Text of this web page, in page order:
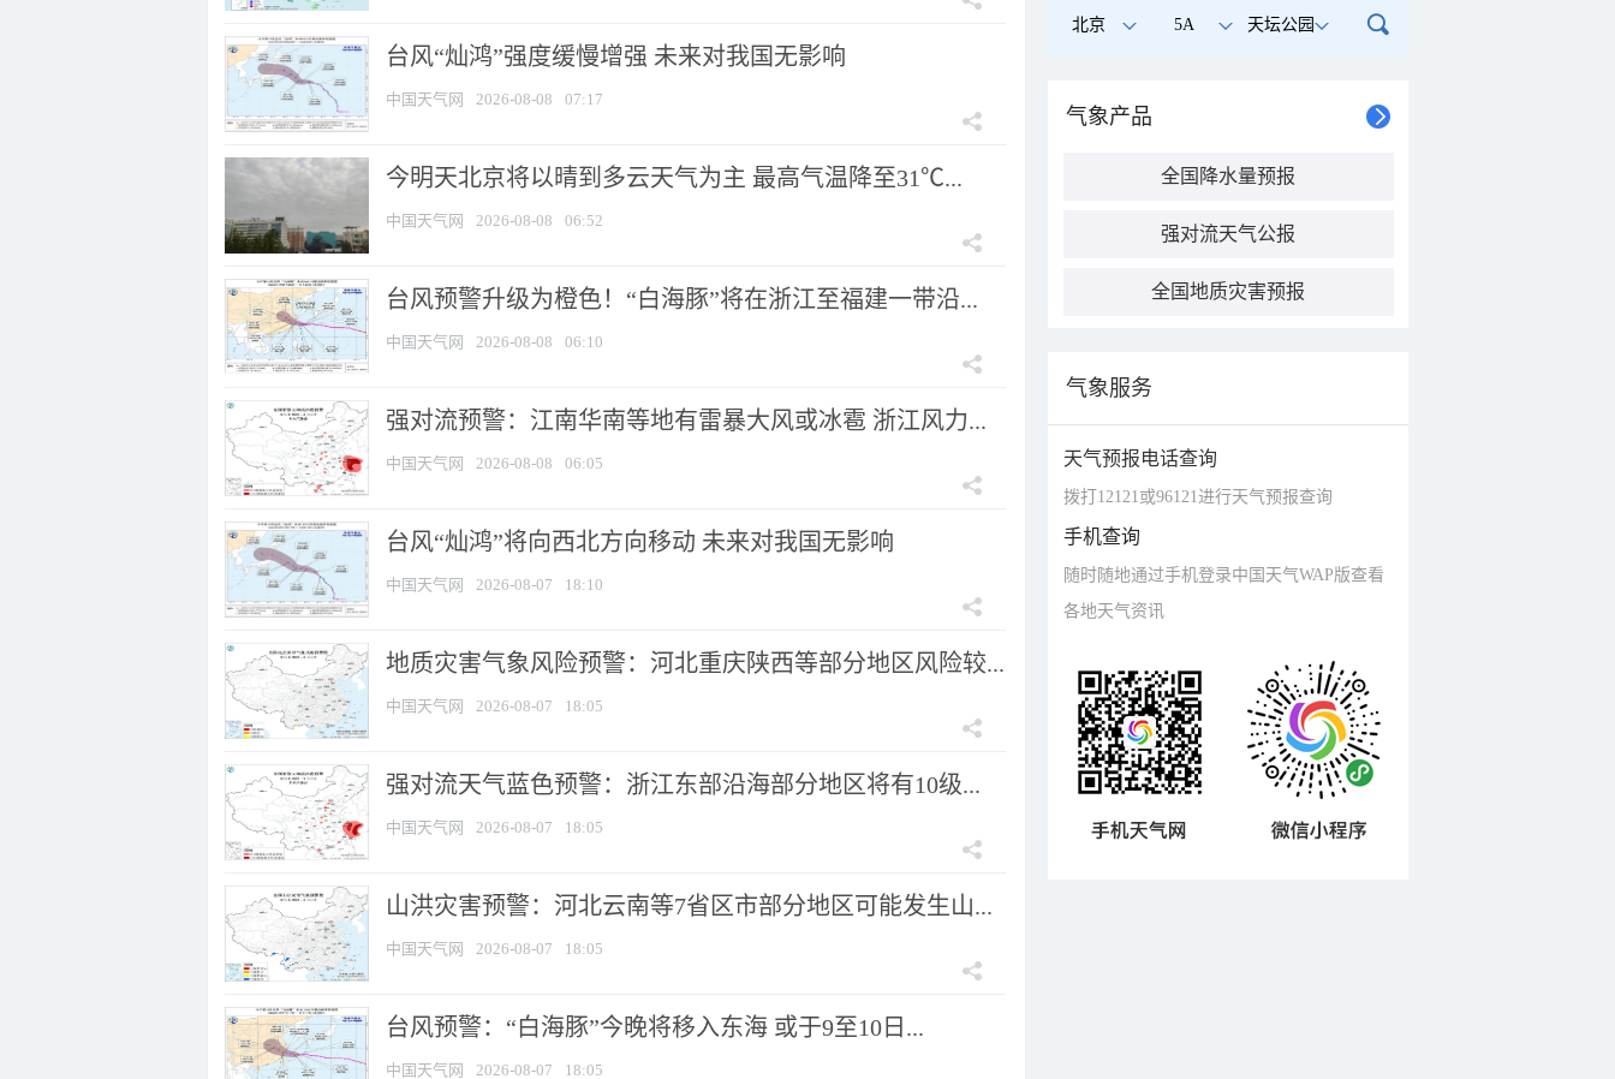
台风“灿鸿”强度缓慢增强 未来对我国无影响
中国天气网 2026-08-08 07:17
今明天北京将以晴到多云天气为主 最高气温降至31℃...
中国天气网 2026-08-08 06:52
台风预警升级为橙色！“白海豚”将在浙江至福建一带沿...
中国天气网 2026-08-08 06:10
强对流预警：江南华南等地有雷暴大风或冰雹 浙江风力...
中国天气网 2026-08-08 06:05
台风“灿鸿”将向西北方向移动 未来对我国无影响
中国天气网 2026-08-07 18:10
地质灾害气象风险预警：河北重庆陕西等部分地区风险较...
中国天气网 2026-08-07 18:05
强对流天气蓝色预警：浙江东部沿海部分地区将有10级...
中国天气网 2026-08-07 18:05
山洪灾害预警：河北云南等7省区市部分地区可能发生山...
中国天气网 2026-08-07 18:05
台风预警：“白海豚”今晚将移入东海 或于9至10日...
中国天气网 2026-08-07 18:05
北京 5A 天坛公园
气象产品
全国降水量预报
强对流天气公报
全国地质灾害预报
气象服务
天气预报电话查询
拨打12121或96121进行天气预报查询
手机查询
随时随地通过手机登录中国天气WAP版查看
各地天气资讯